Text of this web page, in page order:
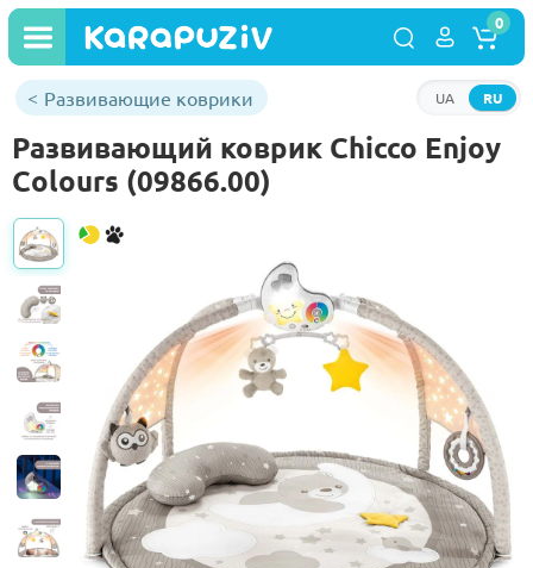
RU
UA
0
Развивающие коврики
Развивающий коврик Chicco Enjoy
Colours (09866.00)